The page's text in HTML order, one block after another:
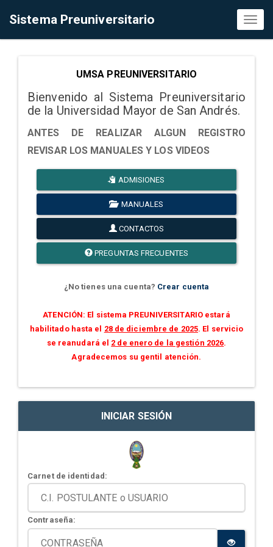
Sistema Preuniversitario
UMSA PREUNIVERSITARIO
Bienvenido al Sistema Preuniversitario
de la Universidad Mayor de San Andrés.
ANTES DE REALIZAR ALGUN REGISTRO
REVISAR LOS MANUALES Y LOS VIDEOS
ADMISIONES
MANUALES
CONTACTOS
PREGUNTAS FRECUENTES
¿No tienes una cuenta? Crear cuenta
ATENCIÓN: El sistema PREUNIVERSITARIO estará
habilitado hasta el 28 de diciembre de 2025. El servicio
se reanudará el 2 de enero de la gestión 2026.
Agradecemos su gentil atención.
INICIAR SESIÓN
Carnet de identidad:
Contraseña: